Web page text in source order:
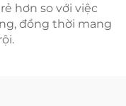
hơn so với việc
đồng thời mang